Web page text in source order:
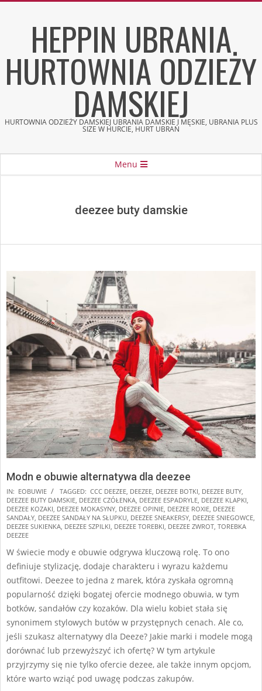
HEPPIN UBRANIA
HURTOWNIA ODZIEŻY
DAMSKIEJ
HURTOWNIA ODZIEŻY DAMSKIEJ UBRANIA DAMSKIE I MĘSKIE, UBRANIA PLUS
SIZE W HURCIE, HURT UBRAŃ
Menu
deezee buty damskie
Modn e obuwie alternatywa dla deezee
2025-
01-
17
IN: EOBUWIE TAGGED: CCC DEEZEE DEEZEE DEEZEE BOTKI DEEZEE BUTY
DEEZEE BUTY DAMSKIE DEEZEE CZÓŁENKA DEEZEE ESPADRYLE DEEZEE KLAPKI
DEEZEE KOZAKI DEEZEE MOKASYNY DEEZEE OPINIE DEEZEE ROXIE DEEZEE
SANDAŁY DEEZEE SANDAŁY NA SŁUPKU DEEZEE SNEAKERSY DEEZEE SNIEGOWCE
DEEZEE SUKIENKA DEEZEE SZPILKI DEEZEE TOREBKI DEEZEE ZWROT TOREBKA
DEEZEE
W świecie mody e obuwie odgrywa kluczową rolę. To ono
definiuje stylizację, dodaje charakteru i wyrazu każdemu
outfitowi. Deezee to jedna z marek, która zyskała ogromną
popularność dzięki bogatej ofercie modnego obuwia, w tym
botków, sandałów czy kozaków. Dla wielu kobiet stała się
synonimem stylowych butów w przystępnych cenach. Ale co,
jeśli szukasz alternatywy dla Deeze? Jakie marki i modele mogą
dorównać lub przewyższyć ich ofertę? W tym artykule
przyjrzymy się nie tylko ofercie dezee, ale także innym opcjom,
które warto wziąć pod uwagę podczas zakupów.